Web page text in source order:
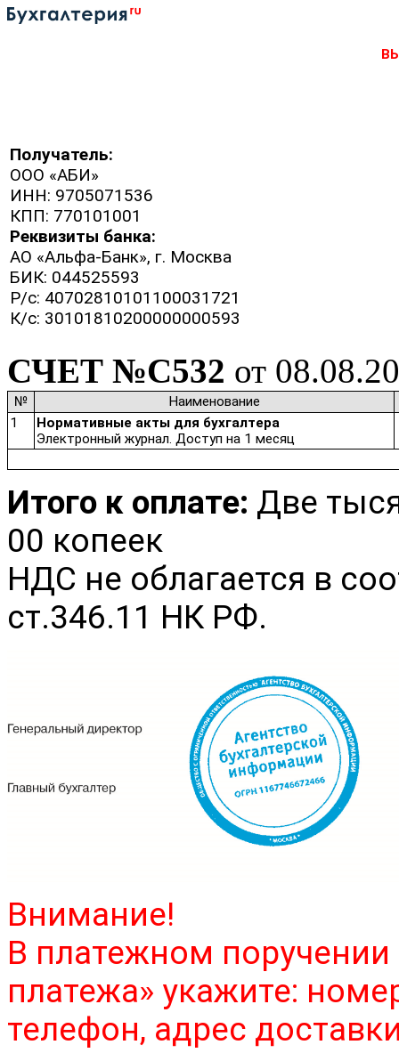
Получатель:
ООО «АБИ»
ИНН: 9705071536
КПП: 770101001
Реквизиты банка:
АО «Альфа-Банк», г. Москва
БИК: 044525593
Р/с: 40702810101100031721
К/с: 30101810200000000593
СЧЕТ №С532 от
№
Наименование
1
Нормативные акты для бухгалтера
Электронный журнал. Доступ на 1 месяц
Итого к оплате: Две
00 копеек
НДС не облагается в
ст.346.11 НК РФ.
Внимание!
В платежном
платежа» укажите:
телефон, адрес